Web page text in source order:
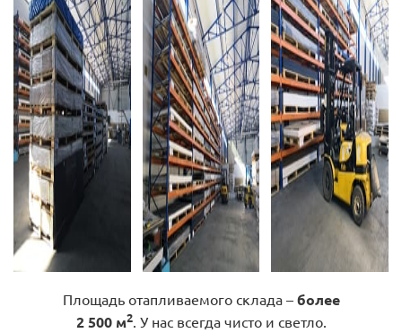
Площадь отапливаемого склада – более
2 500 м2. У нас всегда чисто и светло.